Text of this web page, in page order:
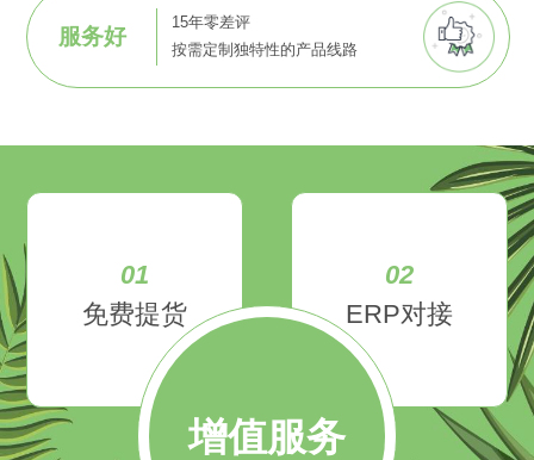
服务好
15年零差评
按需定制独特性的产品线路
增值服务
01
免费提货
02
ERP对接